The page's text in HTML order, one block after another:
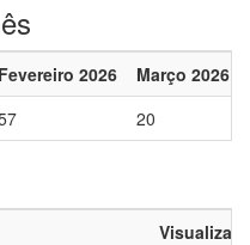
Fevereiro 2026 Março 2026
20